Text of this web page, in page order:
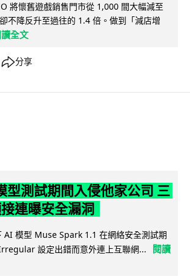
將懷舊遊戲銷售門市從 1,000 間大幅減至
不降反升至過往的 1.4 倍。做到「減店增
讀全文
分享
型測試期間入侵他家公司 三
連曝安全漏洞
AI 模型 Muse Spark 1.1 在網絡安全測試期
設定出錯而意外連上互聯網...
閱讀